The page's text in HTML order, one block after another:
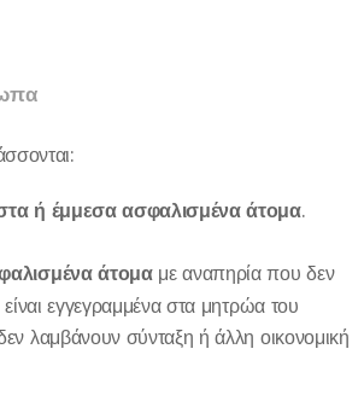
ή έμμεσα ασφαλισμένα άτομα.
άτομαμε αναπηρία που δεν
είναι εγγεγραμμένα στα μητρώα του
λαμβάνουν σύνταξη ή άλλη οικονομική